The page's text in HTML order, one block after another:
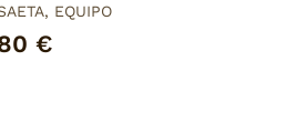
EQUIPO
€